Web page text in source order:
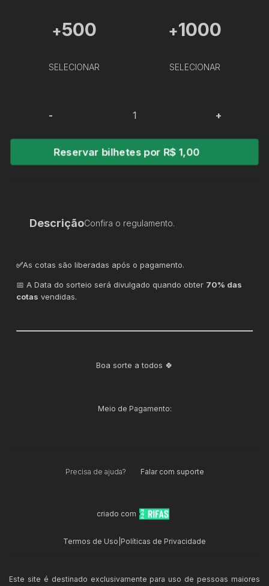
+500
SELECIONAR
+1000
SELECIONAR
- +
Reservar bilhetes por R$ 1,00
DescriçãoConfira o regulamento.
✅As cotas são liberadas após o pagamento.
📅 A Data do sorteio será divulgado quando obter 70% das
cotas vendidas.
Boa sorte a todos 🍀
Meio de Pagamento:
Precisa de ajuda? Falar com suporte
criado com
Termos de Uso Políticas de Privacidade
Este site é destinado exclusivamente para uso de pessoas maiores